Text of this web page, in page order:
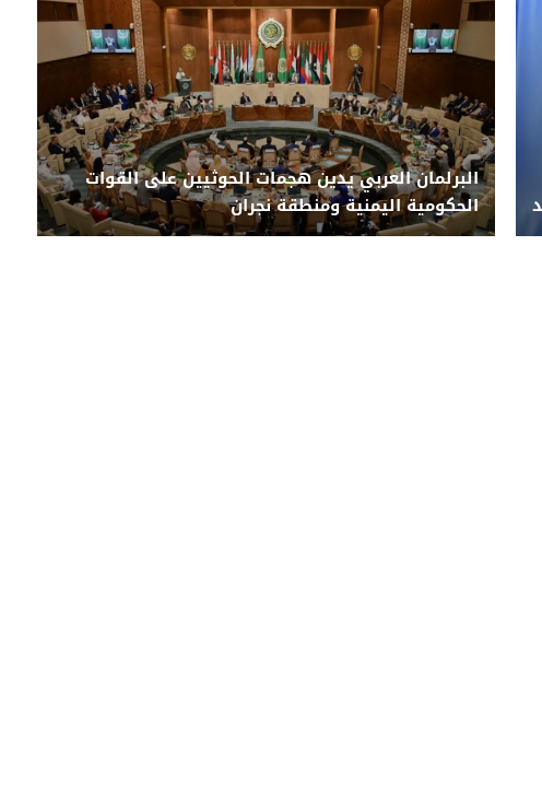
البرلمان العربي يدين هجمات الحوثيين على القوات
الحكومية اليمنية ومنطقة نجران